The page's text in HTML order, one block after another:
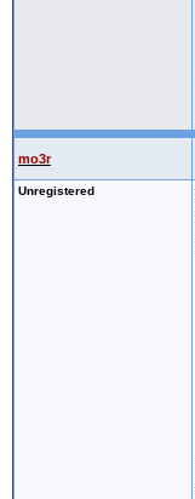
mo3r
Unregistered